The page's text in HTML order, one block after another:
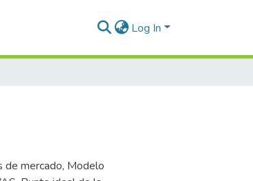
Log In
de mercado, Modelo